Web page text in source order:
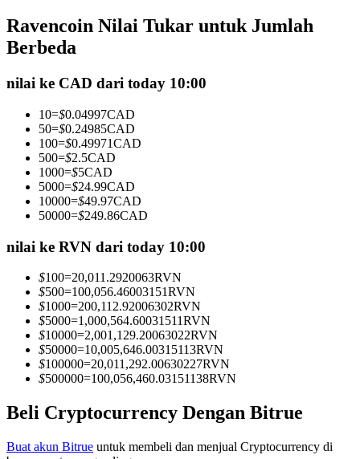
Menjadi Pedagang Salinan
Nikmati pembagian keuntungan dan komisi copy trading
Informasi
Ravencoin Nilai Tukar untuk Jumlah
Berbeda
nilai ke CAD dari today 10:00
10=$0.04997CAD
50=$0.24985CAD
100=$0.49971CAD
500=$2.5CAD
1000=$5CAD
5000=$24.99CAD
10000=$49.97CAD
50000=$249.86CAD
nilai ke RVN dari today 10:00
$100=20,011.2920063RVN
$500=100,056.46003151RVN
$1000=200,112.92006302RVN
$5000=1,000,564.60031511RVN
$10000=2,001,129.20063022RVN
$50000=10,005,646.00315113RVN
$100000=20,011,292.00630227RVN
$500000=100,056,460.03151138RVN
Beli Cryptocurrency Dengan Bitrue
Buat akun Bitrue untuk membeli dan menjual Cryptocurrency di